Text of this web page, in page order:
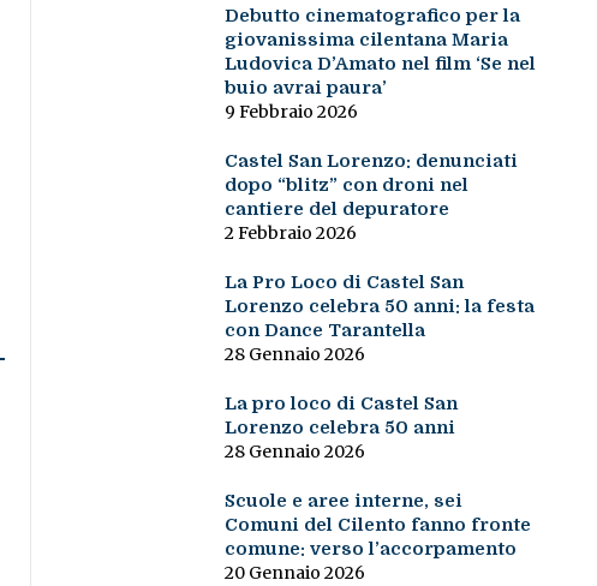
Debutto cinematografico per la
giovanissima cilentana Maria
Ludovica D’Amato nel film ‘Se nel
buio avrai paura’
9 Febbraio 2026
Castel San Lorenzo: denunciati
dopo “blitz” con droni nel
cantiere del depuratore
2 Febbraio 2026
La Pro Loco di Castel San
Lorenzo celebra 50 anni: la festa
con Dance Tarantella
28 Gennaio 2026
La pro loco di Castel San
Lorenzo celebra 50 anni
28 Gennaio 2026
Scuole e aree interne, sei
Comuni del Cilento fanno fronte
comune: verso l’accorpamento
20 Gennaio 2026